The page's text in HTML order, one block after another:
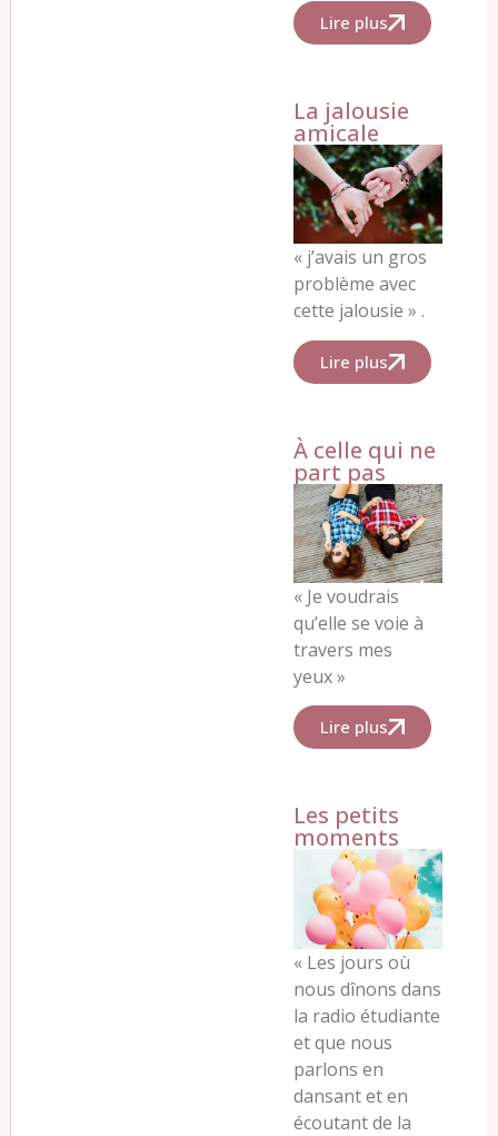
Lire plus
La jalousie
amicale
« j’avais un gros
problème avec
cette jalousie » .
Lire plus
À celle qui ne
part pas
« Je voudrais
qu’elle se voie à
travers mes
yeux »
Lire plus
Les petits
moments
« Les jours où
nous dînons dans
la radio étudiante
et que nous
parlons en
dansant et en
écoutant de la